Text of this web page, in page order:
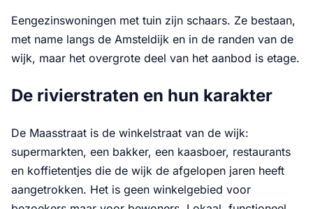
Eengezinswoningen met tuin zijn schaars. Ze bestaan,
met name langs de Amsteldijk en in de randen van de
wijk, maar het overgrote deel van het aanbod is etage.
De rivierstraten en hun karakter
De Maasstraat is de winkelstraat van de wijk:
supermarkten, een bakker, een kaasboer, restaurants
en koffietentjes die de wijk de afgelopen jaren heeft
aangetrokken. Het is geen winkelgebied voor